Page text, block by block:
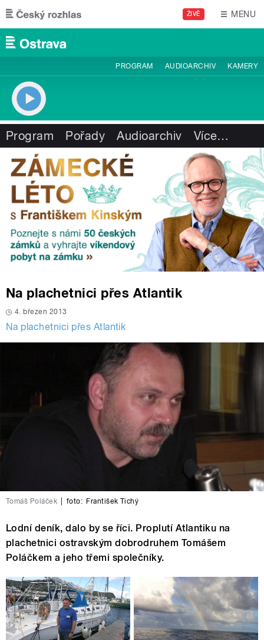
Přejít k hlavnímu obsahu
ŽIVĚ MENU
PROGRAM AUDIOARCHIV KAMERY
Program Pořady Audioarchiv Více…
Na plachetnici přes Atlantik
4. březen 2013
Na plachetnici přes Atlantik
Tomáš Poláček foto: František Tichý
Lodní deník, dalo by se říci. Proplutí Atlantiku na
plachetnici ostravským dobrodruhem Tomášem
Poláčkem a jeho třemi společníky.